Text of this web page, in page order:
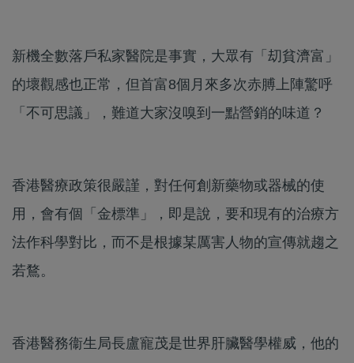
新機全數落戶私家醫院是事實，大眾有「刧貧濟富」
的壞觀感也正常，但首富8個月來多次赤膊上陣驚呼
「不可思議」，難道大家沒嗅到一點營銷的味道？
香港醫療政策很嚴謹，對任何創新藥物或器械的使
用，會有個「金標準」，即是說，要和現有的治療方
法作科學對比，而不是根據某厲害人物的宣傳就趨之
若鶩。
香港醫務衞生局長盧寵茂是世界肝臟醫學權威，他的